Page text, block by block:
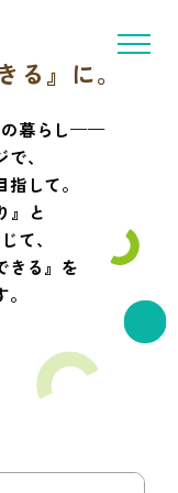
』に。
の暮らし——
、
して。
』と
て、
きる』を